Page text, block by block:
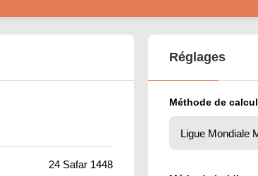
24 Safar 1448
Réglages
Méthode de calcul